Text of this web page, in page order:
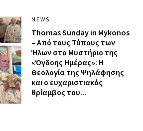
NEWS
Thomas Sunday in Mykonos
– Από τους Τύπους των
Ήλων στο Μυστήριο της
«Όγδοης Ημέρας»: Η
Θεολογία της Ψηλάφησης
και ο ευχαριστιακός
θρίαμβος του...